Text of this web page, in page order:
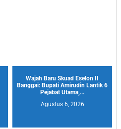
Wajah Baru Skuad Eselon II
Banggai: Bupati Amirudin Lantik 6
Pejabat Utama,...
Agustus 6, 2026